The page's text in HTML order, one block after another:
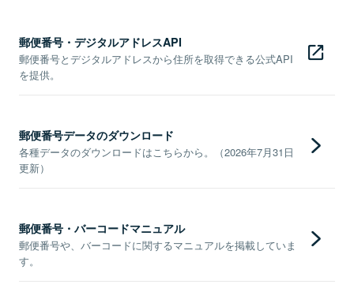
郵便番号・デジタルアドレスAPI
郵便番号とデジタルアドレスから住所を取得できる公式API
を提供。
郵便番号データのダウンロード
各種データのダウンロードはこちらから。（2026年7月31日
更新）
郵便番号・バーコードマニュアル
郵便番号や、バーコードに関するマニュアルを掲載していま
す。